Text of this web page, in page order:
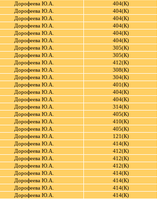
Дорофеева Ю.А.
404(К)
Дорофеева Ю.А.
404(К)
Дорофеева Ю.А.
404(К)
Дорофеева Ю.А.
404(К)
Дорофеева Ю.А.
404(К)
Дорофеева Ю.А.
404(К)
Дорофеева Ю.А.
305(К)
Дорофеева Ю.А.
305(К)
Дорофеева Ю.А.
412(К)
Дорофеева Ю.А.
308(К)
Дорофеева Ю.А.
304(К)
Дорофеева Ю.А.
401(К)
Дорофеева Ю.А.
404(К)
Дорофеева Ю.А.
404(К)
Дорофеева Ю.А.
314(К)
Дорофеева Ю.А.
405(К)
Дорофеева Ю.А.
410(К)
Дорофеева Ю.А.
405(К)
Дорофеева Ю.А.
121(К)
Дорофеева Ю.А.
414(К)
Дорофеева Ю.А.
412(К)
Дорофеева Ю.А.
412(К)
Дорофеева Ю.А.
412(К)
Дорофеева Ю.А.
414(К)
Дорофеева Ю.А.
414(К)
Дорофеева Ю.А.
414(К)
Дорофеева Ю.А.
414(К)